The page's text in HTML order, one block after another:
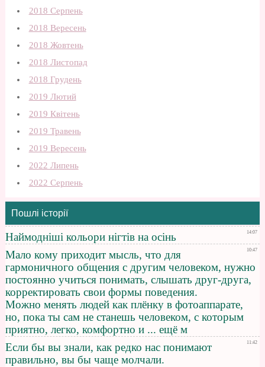
2018 Серпень
2018 Вересень
2018 Жовтень
2018 Листопад
2018 Грудень
2019 Лютий
2019 Квітень
2019 Травень
2019 Вересень
2022 Липень
2022 Серпень
Пошлі історії